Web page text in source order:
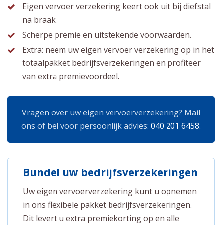
Eigen vervoer verzekering keert ook uit bij diefstal
na braak.
Scherpe premie en uitstekende voorwaarden.
Extra: neem uw eigen vervoer verzekering op in het
totaalpakket bedrijfsverzekeringen en profiteer
van extra premievoordeel.
Vragen over uw eigen vervoerverzekering? Mail
ons of bel voor persoonlijk advies: 040 201 6458.
Bundel uw bedrijfsverzekeringen
Uw eigen vervoerverzekering kunt u opnemen
in ons flexibele pakket bedrijfsverzekeringen.
Dit levert u extra premiekorting op en alle